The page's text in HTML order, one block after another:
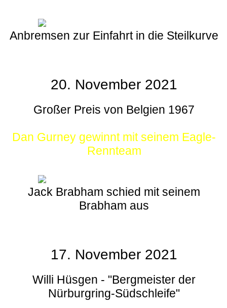
Anbremsen zur Einfahrt in die Steilkurve
20. November 2021
Großer Preis von Belgien 1967
Dan Gurney gewinnt mit seinem Eagle-
Rennteam
Jack Brabham schied mit seinem
Brabham aus
17. November 2021
Willi Hüsgen - "Bergmeister der
Nürburgring-Südschleife"